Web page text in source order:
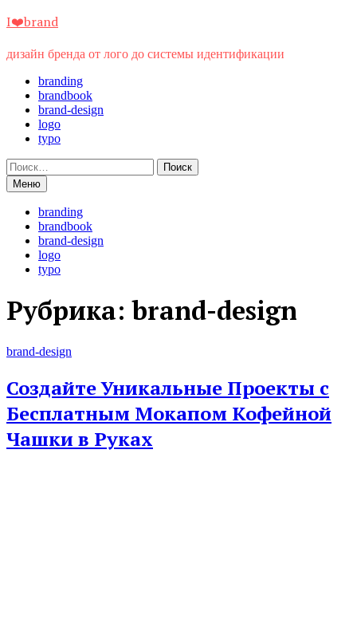
Перейти
содержимому
I❤️brand
дизайн бренда от лого до системы идентификации
branding
brandbook
brand-design
logo
typo
Найти:
Меню
branding
brandbook
brand-design
logo
typo
Рубрика:brand-design
brand-design
Создайте Уникальные Проекты с
Бесплатным Мокапом Кофейной
Чашки в Руках